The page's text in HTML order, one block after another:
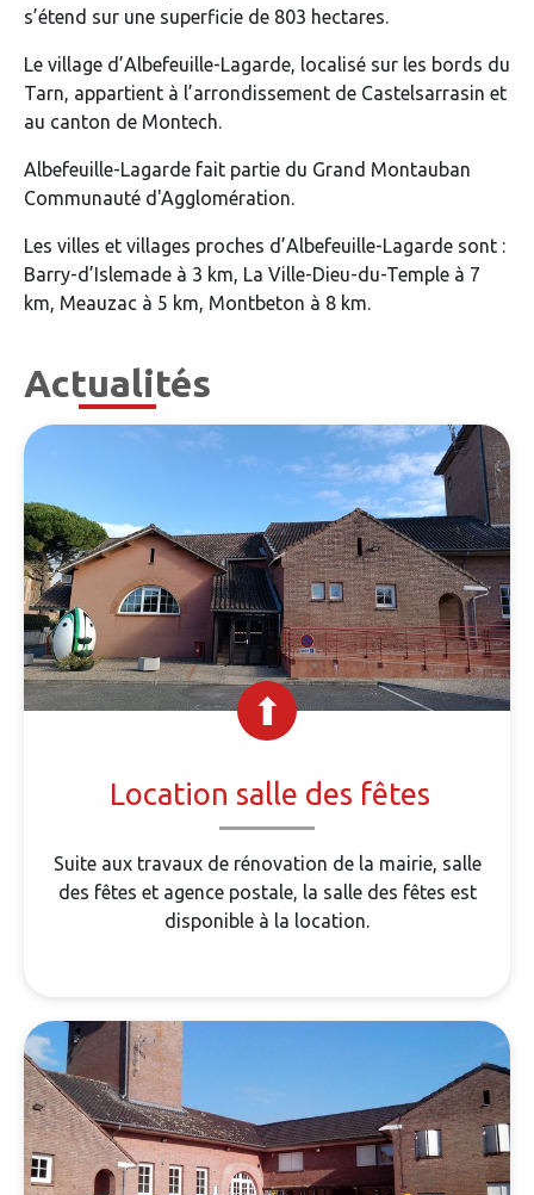
s’étend sur une superficie de 803 hectares.
Le village d’Albefeuille-Lagarde, localisé sur les bords du
Tarn, appartient à l’arrondissement de Castelsarrasin et
au canton de Montech.
Albefeuille-Lagarde fait partie du Grand Montauban
Communauté d'Agglomération.
Les villes et villages proches d’Albefeuille-Lagarde sont :
Barry-d’Islemade à 3 km, La Ville-Dieu-du-Temple à 7
km, Meauzac à 5 km, Montbeton à 8 km.
Actualités
Location salle des fêtes
Suite aux travaux de rénovation de la mairie, salle
des fêtes et agence postale, la salle des fêtes est
disponible à la location.